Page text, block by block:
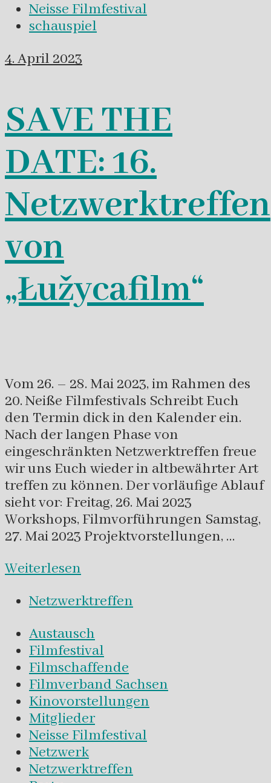
Neisse Filmfestival
schauspiel
4. April 2023
SAVE THE
DATE: 16.
Netzwerktreffen
von
„Łužycafilm“
Vom 26. – 28. Mai 2023, im Rahmen des
20. Neiße Filmfestivals Schreibt Euch
den Termin dick in den Kalender ein.
Nach der langen Phase von
eingeschränkten Netzwerktreffen freue
wir uns Euch wieder in altbewährter Art
treffen zu können. Der vorläufige Ablauf
sieht vor: Freitag, 26. Mai 2023
Workshops, Filmvorführungen Samstag,
27. Mai 2023 Projektvorstellungen, …
Weiterlesen
Netzwerktreffen
Austausch
Filmfestival
Filmschaffende
Filmverband Sachsen
Kinovorstellungen
Mitglieder
Neisse Filmfestival
Netzwerk
Netzwerktreffen